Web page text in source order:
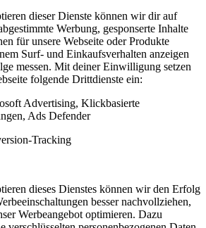
dieser Dienste können wir dir auf
Werbung, gesponserte Inhalte
für unsere Webseite oder Produkte
Surf- und Einkaufsverhalten anzeigen
messen. Mit deiner Einwilligung setzen
folgende Drittdienste ein:
Advertising, Klickbasierte
Ads Defender
Tracking
dieses Dienstes können wir den Erfolg
besser nachvollziehen,
Werbeangebot optimieren. Dazu